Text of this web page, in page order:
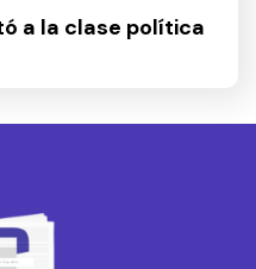
a la clase política